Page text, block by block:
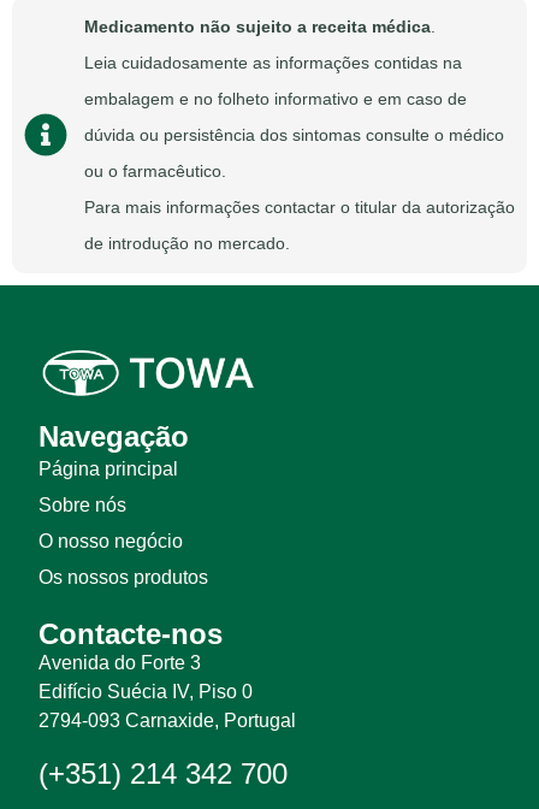
Medicamento não sujeito a receita médica.
Leia cuidadosamente as informações contidas na
embalagem e no folheto informativo e em caso de
dúvida ou persistência dos sintomas consulte o médico
ou o farmacêutico.
Para mais informações contactar o titular da autorização
de introdução no mercado.
Navegação
Página principal
Sobre nós
O nosso negócio
Os nossos produtos
Contacte-nos
Avenida do Forte 3
Edifício Suécia IV, Piso 0
2794-093 Carnaxide, Portugal
(+351) 214 342 700